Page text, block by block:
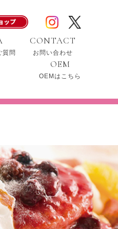
質問
CONTACT
お問い合わせ
OEM
OEMはこちら